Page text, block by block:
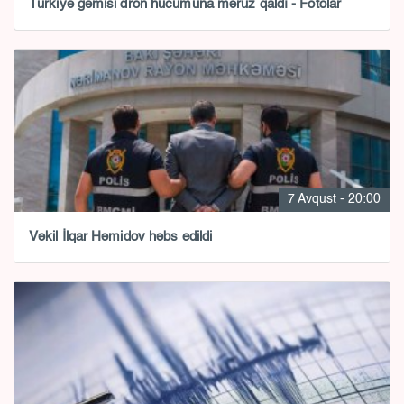
Türkiyə gəmisi dron hücumuna məruz qaldı - Fotolar
7 Avqust - 20:00
Vəkil İlqar Həmidov həbs edildi